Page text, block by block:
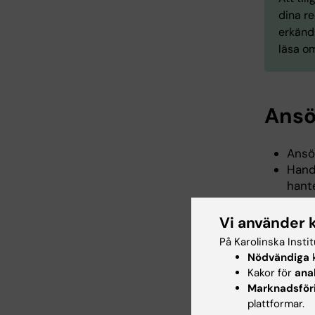
dina
läsa
För
Har
Du
Om
Vi använder
På Karolinska
Nödvändiga
Kakor för
plattformar.